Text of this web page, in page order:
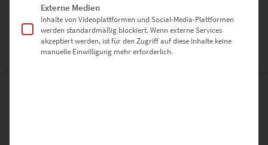
Du willst das Bild lizenzieren? Wir beraten dich gern. Nimm dazu
unverbindlichKontaktauf.
ZUSÄTZLICHE INFORMATIONEN
Externe Medien
Inhalte von Videoplattformen und Social-Media-Plattformen
werden standardmäßig blockiert. Wenn externe Services
akzeptiert werden, ist für den Zugriff auf diese Inhalte keine
manuelle Einwilligung mehr erforderlich.